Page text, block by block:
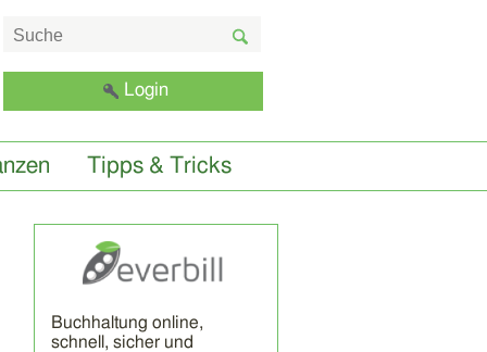
Login
Tipps & Tricks
Buchhaltung online,
schnell, sicher und